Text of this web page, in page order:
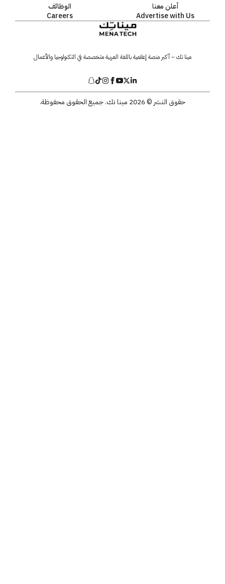
أعلن معنا
Advertise with Us
الوظائف
Careers
مينا تك – أكبر منصة إعلامية باللغة العربية متخصصة في التكنولوجيا والأعمال
حقوق النشر © 2026 مينا تك. جميع الحقوق محفوظة.